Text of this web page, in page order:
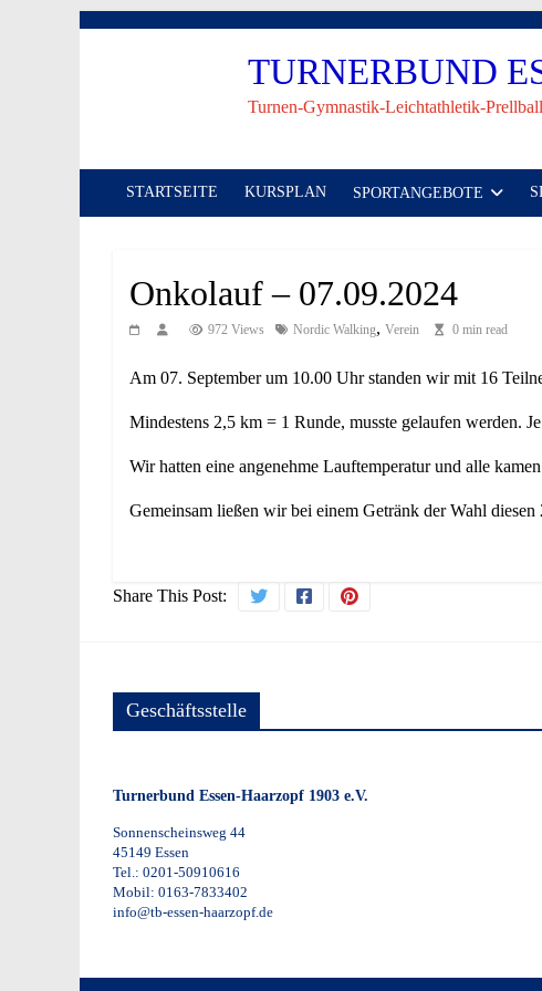
TURNERBUND
Turnen-Gymnastik-Leichtathletik-
STARTSEITE KURSPLAN SPORTANGEBOTE
Onkolauf – 07.09.2024
972 Views Nordic Walking, Verein 0 min read
Am 07. September um 10.00 Uhr standen wir mit 16
Mindestens 2,5 km = 1 Runde, musste gelaufen werden.
Wir hatten eine angenehme Lauftemperatur und alle
Gemeinsam ließen wir bei einem Getränk der Wahl
Share This Post:
Geschäftsstelle
Turnerbund Essen-Haarzopf 1903 e.V.
Sonnenscheinsweg 44
45149 Essen
Tel.: 0201-50910616
Mobil: 0163-7833402
info@tb-essen-haarzopf.de